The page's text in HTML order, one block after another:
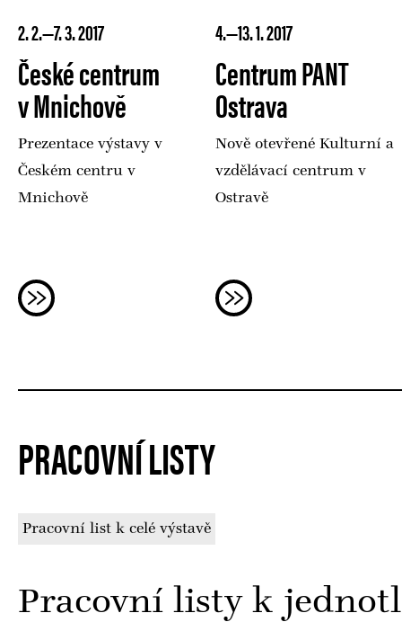
2. 2.—7. 3. 2017
České centrum
v Mnichově
Prezentace výstavy v
Českém centru v
Mnichově
4.—13. 1. 2017
Centrum PANT
Ostrava
Nově otevřené Kulturní a
vzdělávací centrum v
Ostravě
13. 4. 2016 seminář Praha
Vzdělávací seminář pro
25.—26. 2. 2015 konference Liberec
PRACOVNÍ LISTY
Pracovní list k celé výstavě
Pracovní listy k